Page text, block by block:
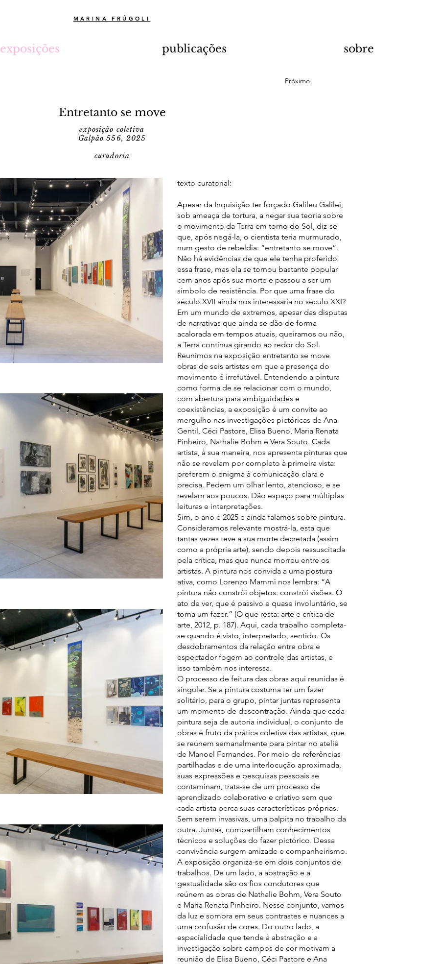
MARINA FRÚGOLI
exposições publicações sobre
Próximo
Entretanto se move
exposição coletiva
Galpão 556, 2025
curadoria
texto curatorial:
Apesar da Inquisição ter forçado Galileu Galilei,
sob ameaça de tortura, a negar sua teoria sobre
o movimento da Terra em torno do Sol, diz-se
que, após negá-la, o cientista teria murmurado,
num gesto de rebeldia: “entretanto se move”.
Não há evidências de que ele tenha proferido
essa frase, mas ela se tornou bastante popular
cem anos após sua morte e passou a ser um
símbolo de resistência. Por que uma frase do
século XVII ainda nos interessaria no século XXI?
Em um mundo de extremos, apesar das disputas
de narrativas que ainda se dão de forma
acalorada em tempos atuais, queiramos ou não,
a Terra continua girando ao redor do Sol.
Reunimos na exposição entretanto se move
obras de seis artistas em que a presença do
movimento é irrefutável. Entendendo a pintura
como forma de se relacionar com o mundo,
com abertura para ambiguidades e
coexistências, a exposição é um convite ao
mergulho nas investigações pictóricas de Ana
Gentil, Céci Pastore, Elisa Bueno, Maria Renata
Pinheiro, Nathalie Bohm e Vera Souto. Cada
artista, à sua maneira, nos apresenta pinturas que
não se revelam por completo à primeira vista:
preferem o enigma à comunicação clara e
precisa. Pedem um olhar lento, atencioso, e se
revelam aos poucos. Dão espaço para múltiplas
leituras e interpretações.
Sim, o ano é 2025 e ainda falamos sobre pintura.
Consideramos relevante mostrá-la, esta que
tantas vezes teve a sua morte decretada (assim
como a própria arte), sendo depois ressuscitada
pela crítica, mas que nunca morreu entre os
artistas. A pintura nos convida a uma postura
ativa, como Lorenzo Mammì nos lembra: “A
pintura não constrói objetos: constrói visões. O
ato de ver, que é passivo e quase involuntário, se
torna um fazer.” (O que resta: arte e crítica de
arte, 2012, p. 187). Aqui, cada trabalho completa-
se quando é visto, interpretado, sentido. Os
desdobramentos da relação entre obra e
espectador fogem ao controle das artistas, e
isso também nos interessa.
O processo de feitura das obras aqui reunidas é
singular. Se a pintura costuma ter um fazer
solitário, para o grupo, pintar juntas representa
um momento de descontração. Ainda que cada
pintura seja de autoria individual, o conjunto de
obras é fruto da prática coletiva das artistas, que
se reúnem semanalmente para pintar no ateliê
de Manoel Fernandes. Por meio de referências
partilhadas e de uma interlocução aproximada,
suas expressões e pesquisas pessoais se
contaminam, trata-se de um processo de
aprendizado colaborativo e criativo sem que
cada artista perca suas características próprias.
Sem serem invasivas, uma palpita no trabalho da
outra. Juntas, compartilham conhecimentos
técnicos e soluções do fazer pictórico. Dessa
convivência surgem amizade e companheirismo.
A exposição organiza-se em dois conjuntos de
trabalhos. De um lado, a abstração e a
gestualidade são os fios condutores que
reúnem as obras de Nathalie Bohm, Vera Souto
e Maria Renata Pinheiro. Nesse conjunto, vamos
da luz e sombra em seus contrastes e nuances a
uma profusão de cores. Do outro lado, a
espacialidade que tende à abstração e a
investigação sobre campos de cor motivam a
reunião de Elisa Bueno, Céci Pastore e Ana